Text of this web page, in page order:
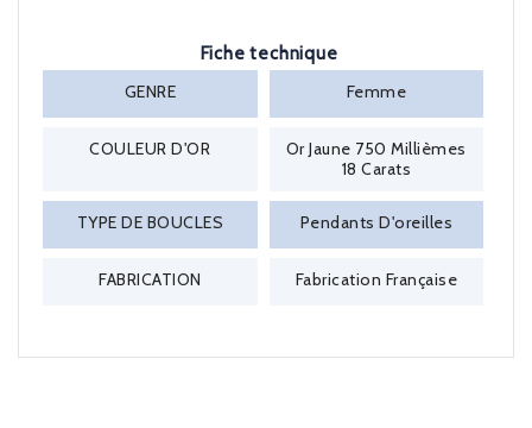
Fiche technique
GENRE
Femme
COULEUR D'OR
Or Jaune 750 Millièmes
18 Carats
TYPE DE BOUCLES Pendants D'oreilles
FABRICATION Fabrication Française